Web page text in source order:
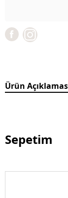
Ürün
Sepetim